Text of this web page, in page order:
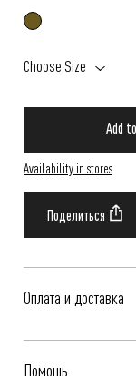
Choose Size
Add
Availability in stores
Оплата и доставка
Помощь